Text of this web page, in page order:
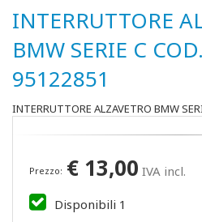
INTERRUTTORE
BMW SERIE C
95122851
INTERRUTTORE ALZAVETRO BMW
Prezzo: € 13,00 IVA incl.
Disponibili 1